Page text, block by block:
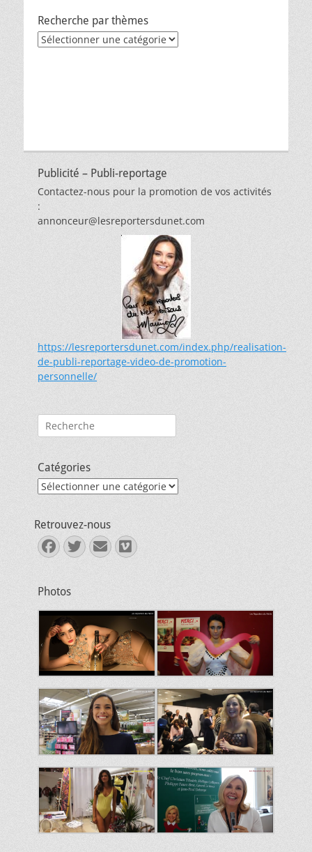
Recherche par thèmes
Recherche
Publicité – Publi-reportage
Contactez-nous pour la promotion de vos activités
:
annonceur@lesreportersdunet.com
https://lesreportersdunet.com/index.php/realisation-
de-publi-reportage-video-de-promotion-
personnelle/
Rechercher :
Catégories
Catégories
Retrouvez-nous
Facebook
Twitter
E-
mail
Vimeo
Photos